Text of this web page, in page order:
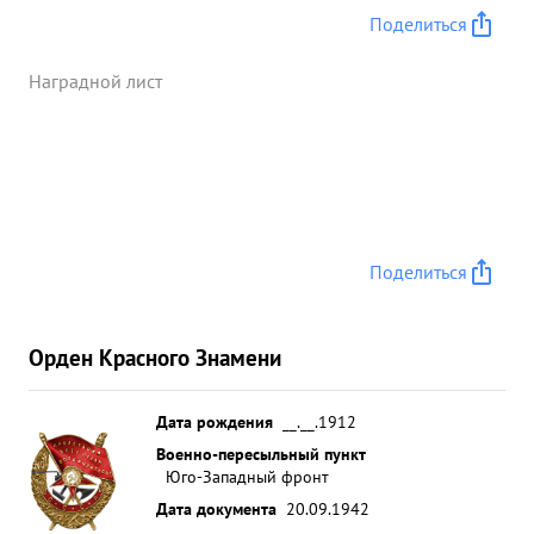
СТАЛИНА, За умелую организацию личного
За личное мужество и отвагу проявленные при
Поделиться
Наградной лист
Поделиться
Орден Красного Знамени
Дата рождения
__.__.1912
Военно-пересыльный пункт
Юго-Западный фронт
Дата документа 20.09.1942